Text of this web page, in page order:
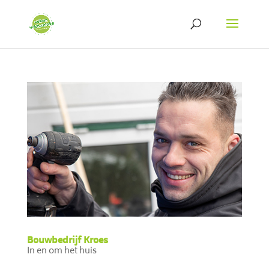
Bouwbedrijf Kroes
In en om het huis